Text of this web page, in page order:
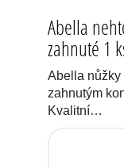
Abella
zahnuté 1
Abella nůžky
zahnutým
Kvalitní…